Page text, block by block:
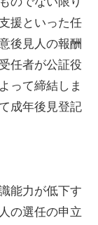
援といった任
後見人の報酬
任者が公証役
って締結しま
成年後見登記
能力が低下す
の選任の申立